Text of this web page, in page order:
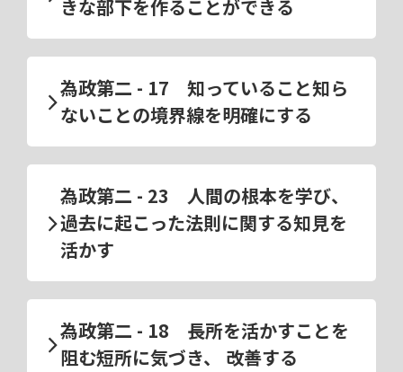
きな部下を作ることができる
為政第二 - 17 知っていること知ら
ないことの境界線を明確にする
為政第二 - 23 人間の根本を学び、
過去に起こった法則に関する知見を
活かす
為政第二 - 18 長所を活かすことを
阻む短所に気づき、 改善する